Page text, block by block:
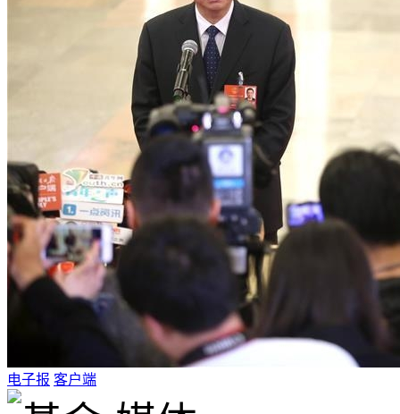
电子报 客户端